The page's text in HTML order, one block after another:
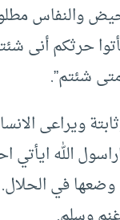
والنفاس
حرثكم أنى
شئتم”.
ويراعى
الله
في